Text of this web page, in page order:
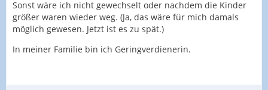
Sonst wäre ich nicht gewechselt oder nachdem die Kinder
größer waren wieder weg. (Ja, das wäre für mich damals
möglich gewesen. Jetzt ist es zu spät.)
In meiner Familie bin ich Geringverdienerin.